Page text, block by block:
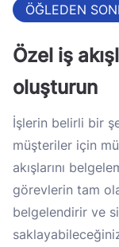
ÖĞLEDEN
Özel iş
oluşturun
İşlerin belirli bir
müşteriler için
akışlarını
görevlerin tam
belgelendirir ve